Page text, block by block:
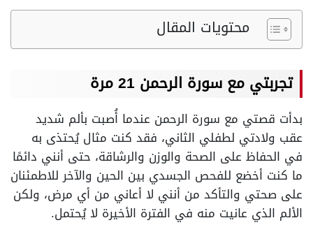
محتويات المقال
تجربتي مع سورة الرحمن 21 مرة
بدأت قصتي مع سورة الرحمن عندما أُصبت بألم شديد
عقب ولادتي لطفلي الثاني، فقد كنت مثال يُحتذى به
في الحفاظ على الصحة والوزن والرشاقة، حتى أنني دائمًا
ما كنت أخضع للفحص الجسدي بين الحين والآخر للاطمئنان
على صحتي والتأكد من أنني لا أعاني من أي مرض، ولكن
الألم الذي عانيت منه في الفترة الأخيرة لا يُحتمل.